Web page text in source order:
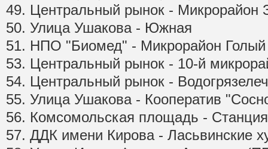
49. Центральный рынок - Микрорайон
50. Улица Ушакова - Южная
51. НПО "Биомед" - Микрорайон
53. Центральный рынок - 10-й
54. Центральный рынок -
55. Улица Ушакова - Кооператив
56. Комсомольская площадь -
57. ДДК имени Кирова - Ласьвинские